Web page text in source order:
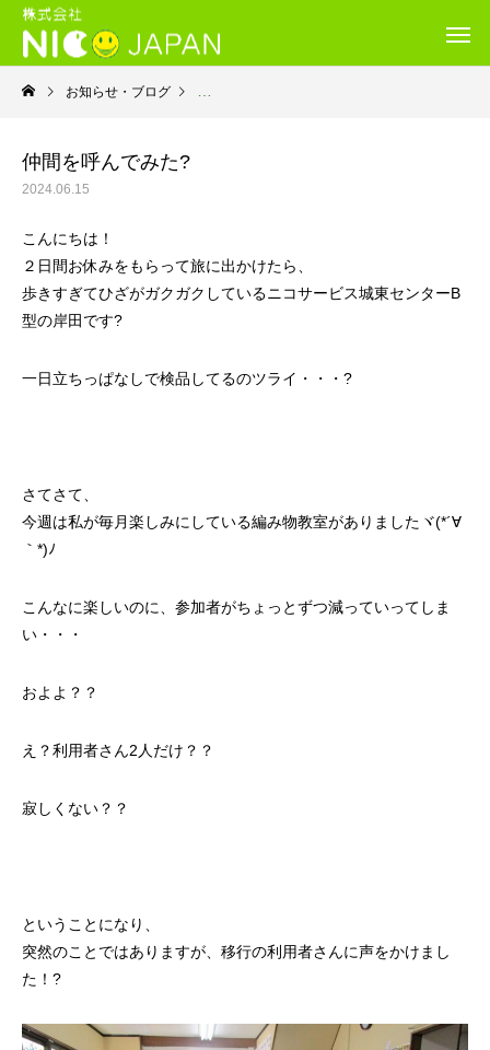
お知らせ・ブログ 就労継続支援Ｂ型・ニコサービス城東センター
仲間を呼んでみた?️
2024.06.15
こんにちは！
２日間お休みをもらって旅に出かけたら、
歩きすぎてひざがガクガクしているニコサービス城東センターB
型の岸田です?
一日立ちっぱなしで検品してるのツライ・・・?
さてさて、
今週は私が毎月楽しみにしている編み物教室がありましたヾ(*´∀
｀*)ﾉ
こんなに楽しいのに、参加者がちょっとずつ減っていってしま
い・・・
およよ？？
え？利用者さん2人だけ？？
寂しくない？？
ということになり、
突然のことではありますが、移行の利用者さんに声をかけまし
た！?